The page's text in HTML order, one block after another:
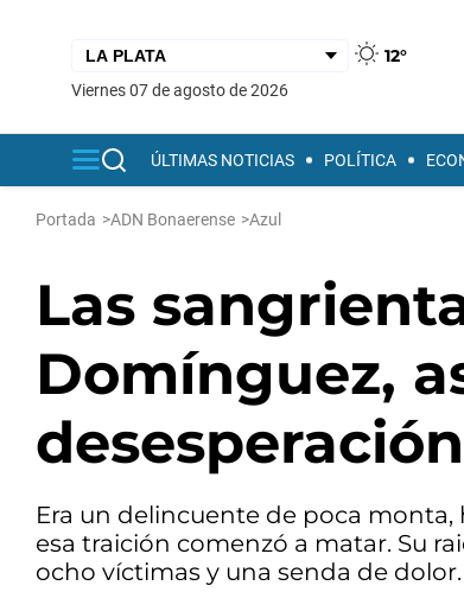
12°
viernes 07 de agosto de 2026
ÚLTIMAS NOTICIAS POLÍTICA
Portada >ADN Bonaerense >Azul
Las
Domínguez,
desesperación
Era un delincuente de poca monta,
esa traición comenzó a matar. Su
ocho víctimas y una senda de dolor.